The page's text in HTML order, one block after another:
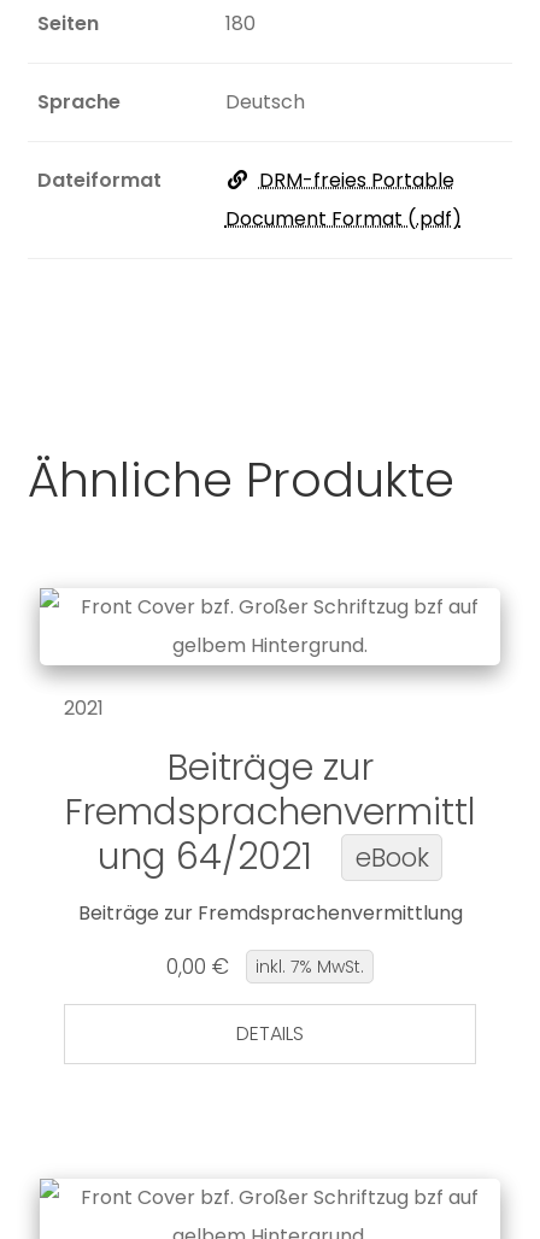
Seiten 180
Sprache Deutsch
Dateiformat
DRM-freies Portable
Document Format (.pdf)
Ähnliche Produkte
2021
Beiträge zur
Fremdsprachenvermittl
ung 64/2021
eBook
Beiträge zur Fremdsprachenvermittlung
0,00 € inkl. 7% MwSt.
DETAILS